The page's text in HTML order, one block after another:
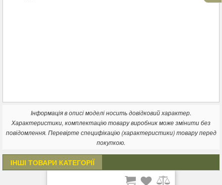
Інформація в описі моделі носить довідковий характер.
Характеристики, комплектацію товару виробник може змінити без
повідомлення. Перевірте специфікацію (характеристики) товару перед
покупкою.
ІНШІ ТОВАРИ КАТЕГОРІЇ